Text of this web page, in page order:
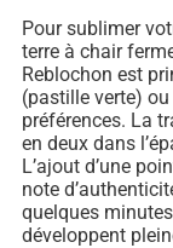
Pour sublimer
terre à chair
Reblochon est
(pastille verte)
préférences. La
en deux dans
L’ajout d’une
note
quelques
développent